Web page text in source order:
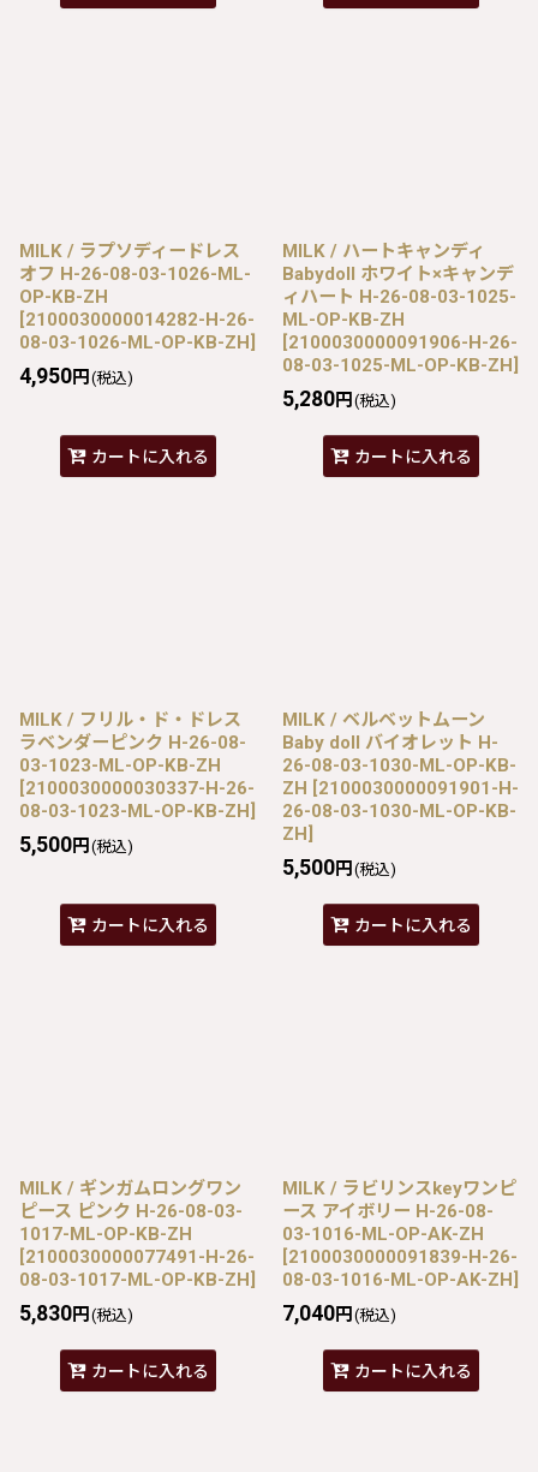
MILK / ラプソディードレス
オフ H-26-08-03-1026-ML-
OP-KB-ZH
[2100030000014282-H-26-
08-03-1026-ML-OP-KB-ZH]
4,950円 (税込)
カートに入れる
MILK / ハートキャンディ
Babydoll ホワイト×キャンデ
ィハート H-26-08-03-1025-
ML-OP-KB-ZH
[2100030000091906-H-26-
08-03-1025-ML-OP-KB-ZH]
5,280円 (税込)
カートに入れる
MILK / フリル・ド・ドレス
ラベンダーピンク H-26-08-
03-1023-ML-OP-KB-ZH
[2100030000030337-H-26-
08-03-1023-ML-OP-KB-ZH]
5,500円 (税込)
カートに入れる
MILK / ベルベットムーン
Baby doll バイオレット H-
26-08-03-1030-ML-OP-KB-
ZH [2100030000091901-H-
26-08-03-1030-ML-OP-KB-
ZH]
5,500円 (税込)
カートに入れる
MILK / ギンガムロングワン
ピース ピンク H-26-08-03-
1017-ML-OP-KB-ZH
[2100030000077491-H-26-
08-03-1017-ML-OP-KB-ZH]
5,830円 (税込)
カートに入れる
MILK / ラビリンスkeyワンピ
ース アイボリー H-26-08-
03-1016-ML-OP-AK-ZH
[2100030000091839-H-26-
08-03-1016-ML-OP-AK-ZH]
7,040円 (税込)
カートに入れる